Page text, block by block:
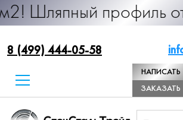
профиль от 25
8 (499) 444-05-58
НАПИСАТЬ
ДИРЕКТОРУ
ЗАКАЗАТЬ
ЗВОНОК